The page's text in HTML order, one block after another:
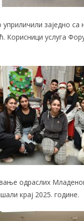
заједно
услуга
одраслих
крај 2025. године.